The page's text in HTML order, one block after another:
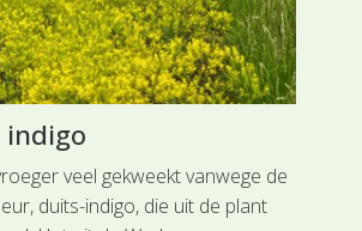
indigo
veel gekweekt vanwege de
duits-indigo, die uit de plant